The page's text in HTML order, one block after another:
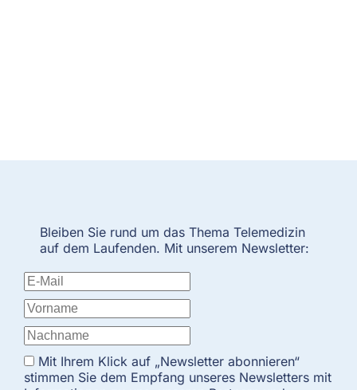
Bleiben Sie rund um das Thema Telemedizin
auf dem Laufenden. Mit unserem Newsletter:
Mit Ihrem Klick auf „Newsletter abonnieren“
stimmen Sie dem Empfang unseres Newsletters mit